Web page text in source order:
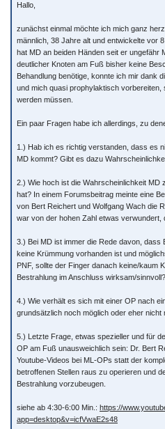
Hallo,
zunächst einmal möchte ich mich ganz
männlich, 38 Jahre alt und entwickelte vor
hat MD an beiden Händen seit er ungefähr
deutlicher Knoten am Fuß bisher keine
Behandlung benötige, konnte ich mir dank
und mich quasi prophylaktisch vorbereiten,
werden müssen.
Ein paar Fragen habe ich allerdings, zu
1.) Hab ich es richtig verstanden, dass es
MD kommt? Gibt es dazu
2.) Wie hoch ist die Wahrscheinlichkeit MD
hat? In einem Forumsbeitrag meinte eine
von Bert Reichert und Wolfgang Wach die
war von der hohen Zahl etwas verwundert,
3.) Bei MD ist immer die Rede davon,
keine Krümmung vorhanden ist und
PNF, sollte der Finger danach keine/kaum
Bestrahlung im Anschluss wirksam/sinnvoll?
4.) Wie verhält es sich mit einer OP nach
grundsätzlich noch möglich oder eher nicht
5.) Letzte Frage, etwas spezieller und für
OP am Fuß unausweichlich sein: Dr. Bert
Youtube-Videos bei ML-OPs statt der
betroffenen Stellen raus zu operieren und
Bestrahlung vorzubeugen.
siehe ab 4:30-6:00 Min.: https://
app=desktop&v=icfVwaE2s48